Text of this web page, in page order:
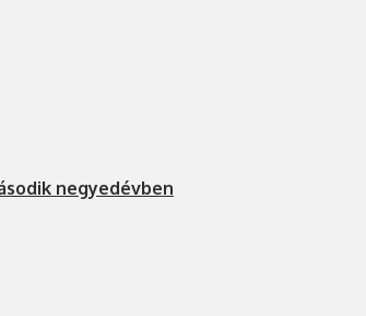
negyedévben